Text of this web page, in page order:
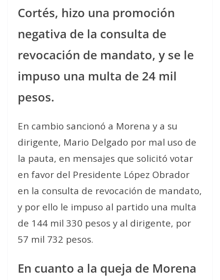
Cortés, hizo una promoción
negativa de la consulta de
revocación de mandato, y se le
impuso una multa de 24 mil
pesos.
En cambio sancionó a Morena y a su
dirigente, Mario Delgado por mal uso de
la pauta, en mensajes que solicitó votar
en favor del Presidente López Obrador
en la consulta de revocación de mandato,
y por ello le impuso al partido una multa
de 144 mil 330 pesos y al dirigente, por
57 mil 732 pesos.
En cuanto a la queja de Morena